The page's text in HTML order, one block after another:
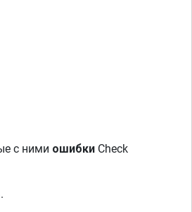
с ними ошибки Check